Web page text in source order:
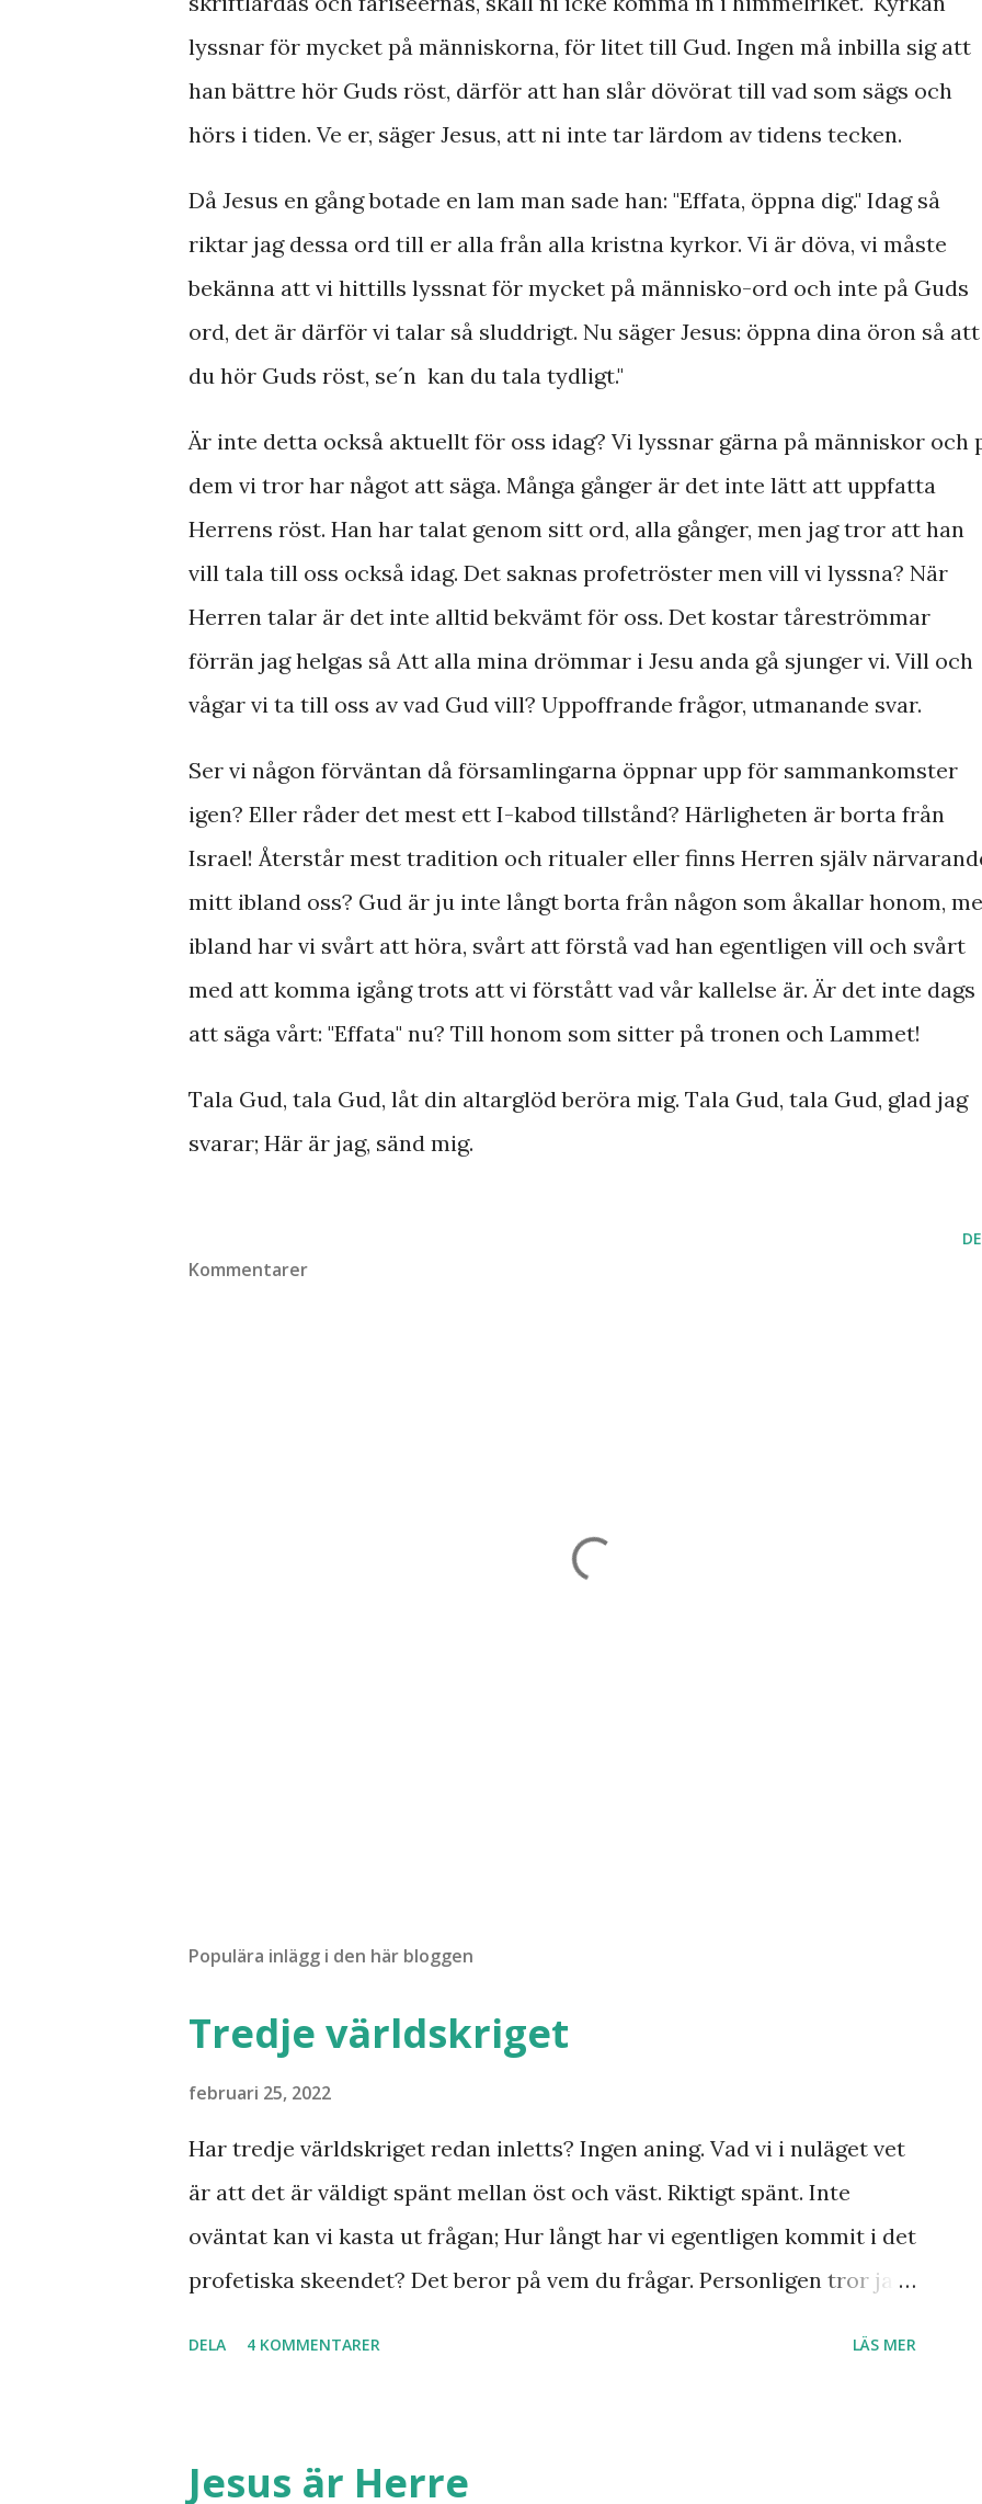
lyssnar för mycket på människorna, för litet till Gud. Ingen må inbilla sig att
han bättre hör Guds röst, därför att han slår dövörat till vad som sägs och
hörs i tiden. Ve er, säger Jesus, att ni inte tar lärdom av tidens tecken.
Då Jesus en gång botade en lam man sade han: "Effata, öppna dig." Idag så
riktar jag dessa ord till er alla från alla kristna kyrkor. Vi är döva, vi måste
bekänna att vi hittills lyssnat för mycket på människo-ord och inte på Guds
ord, det är därför vi talar så sluddrigt. Nu säger Jesus: öppna dina öron så att
du hör Guds röst, se´n kan du tala tydligt."
Är inte detta också aktuellt för oss idag? Vi lyssnar gärna på människor och
dem vi tror har något att säga. Många gånger är det inte lätt att uppfatta
Herrens röst. Han har talat genom sitt ord, alla gånger, men jag tror att han
vill tala till oss också idag. Det saknas profetröster men vill vi lyssna? När
Herren talar är det inte alltid bekvämt för oss. Det kostar tåreströmmar
förrän jag helgas så Att alla mina drömmar i Jesu anda gå sjunger vi. Vill och
vågar vi ta till oss av vad Gud vill? Uppoffrande frågor, utmanande svar.
Ser vi någon förväntan då församlingarna öppnar upp för sammankomster
igen? Eller råder det mest ett I-kabod tillstånd? Härligheten är borta från
Israel! Återstår mest tradition och ritualer eller finns Herren själv
mitt ibland oss? Gud är ju inte långt borta från någon som åkallar honom,
ibland har vi svårt att höra, svårt att förstå vad han egentligen vill och svårt
med att komma igång trots att vi förstått vad vår kallelse är. Är det inte dags
att säga vårt: "Effata" nu? Till honom som sitter på tronen och Lammet!
Tala Gud, tala Gud, låt din altarglöd beröra mig. Tala Gud, tala Gud, glad jag
svarar; Här är jag, sänd mig.
Kommentarer
Populära inlägg i den här bloggen
Tredje världskriget
februari 25, 2022
Har tredje världskriget redan inletts? Ingen aning. Vad vi i nuläget vet
är att det är väldigt spänt mellan öst och väst. Riktigt spänt. Inte
oväntat kan vi kasta ut frågan; Hur långt har vi egentligen kommit i det
profetiska skeendet? Det beror på vem du frågar. Personligen tror jag
DELA 4 KOMMENTARER LÄS MER
Jesus är Herre